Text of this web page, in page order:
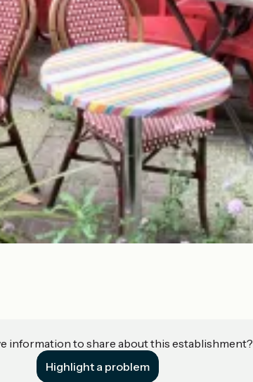
information to share about this establishment?
Highlight a problem